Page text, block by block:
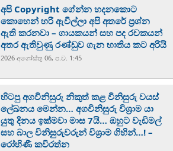
අපි Copyright ගේන්න හදනකොට
කොහෙන් හරි ඇවිල්ලා අපි අතරේ ප්‍රශ්න
ඇති කරනවා – ගායකයන් සහ පද රචකයන්
අතර ඇතිවුණු රණ්ඩුව ගැන භාතිය කට අරියි
2026 අගෝස්‍තු 06, ප.ව. 1:45
හිටපු අගවිනිසුරු නිකුත් කළ විනිසුරු වයස්
ලේඛනය මෙන්න… අගවිනිසුරු විශ්‍රාම යා
යුතු දිනය ඉක්මවා මාස 7යි… ඔහුට වැඩිමල්
සහ බාල විනිසුරුවරුන් විශ්‍රාම ගිහින්…! –
රෝහිණී කවිරත්න